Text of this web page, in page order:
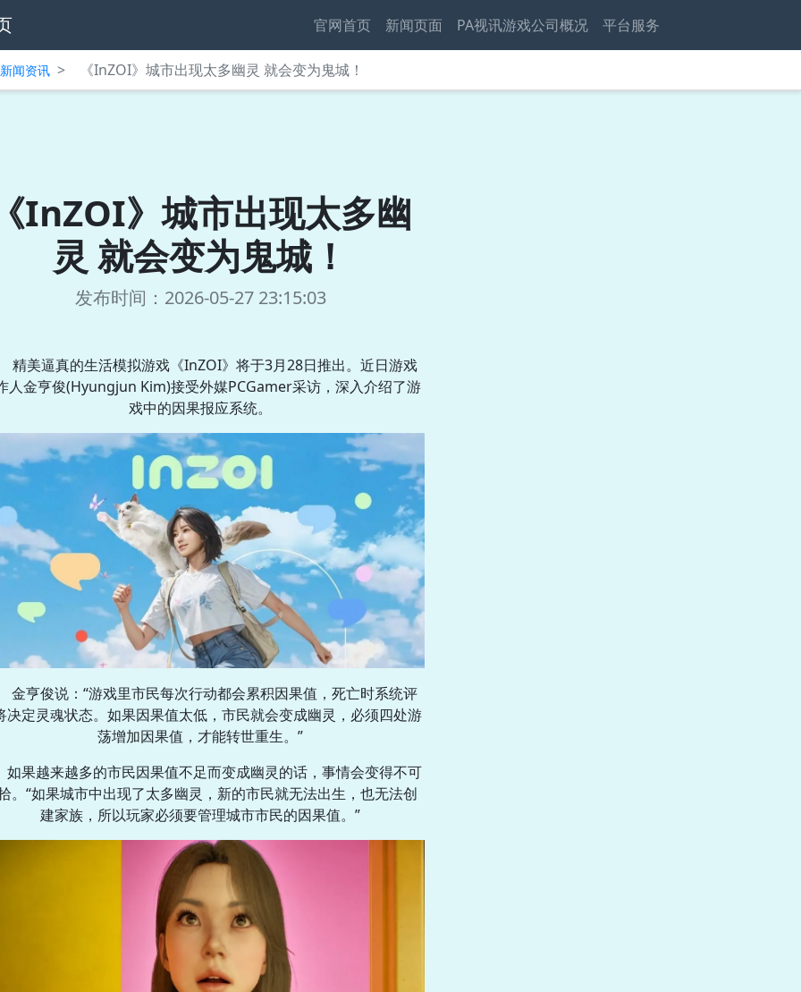
官网首页 新闻页面 PA视讯游戏公司概况 平台服务
闻资讯 > 《InZOI》城市出现太多幽灵 就会变为鬼城！
InZOI》城市出现太多幽
灵 就会变为鬼城！
发布时间：2026-05-27 23:15:03
精美逼真的生活模拟游戏《InZOI》将于3月28日推出。近日游戏
人金亨俊(Hyungjun Kim)接受外媒PCGamer采访，深入介绍了游
戏中的因果报应系统。
金亨俊说：“游戏里市民每次行动都会累积因果值，死亡时系统评
决定灵魂状态。如果因果值太低，市民就会变成幽灵，必须四处游
荡增加因果值，才能转世重生。”
如果越来越多的市民因果值不足而变成幽灵的话，事情会变得不可
。“如果城市中出现了太多幽灵，新的市民就无法出生，也无法创
建家族，所以玩家必须要管理城市市民的因果值。”